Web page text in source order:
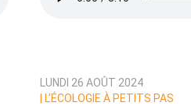
de cette discussion par
LUNDI 26 AOÛT 2024
L’ÉCOLOGIE À PETITS PAS